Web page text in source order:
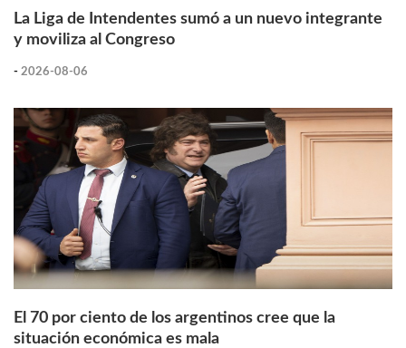
La Liga de Intendentes sumó a un nuevo integrante
y moviliza al Congreso
- 2026-08-06
El 70 por ciento de los argentinos cree que la
situación económica es mala